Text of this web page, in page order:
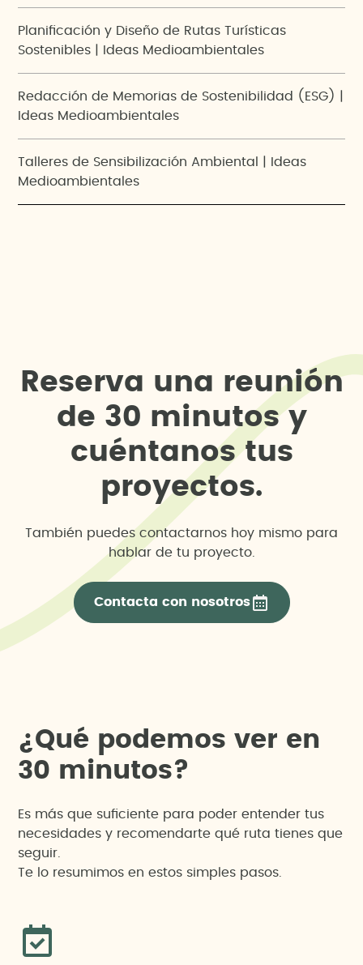
Planificación y Diseño de Rutas Turísticas
Sostenibles | Ideas Medioambientales
Redacción de Memorias de Sostenibilidad (ESG) |
Ideas Medioambientales
Talleres de Sensibilización Ambiental | Ideas
Medioambientales
Reserva una reunión
d e 30 minutos y
cuéntanos tus
proyectos.
También puedes contactarnos hoy mismo para
hablar de tu proyecto.
Contacta con nosotros
¿Qué pod emos ver en
30 minutos?
Es más que suficiente para poder entender tus
necesidades y recomendarte qué ruta tienes que
seguir.
Te lo resumimos en estos simples pasos.